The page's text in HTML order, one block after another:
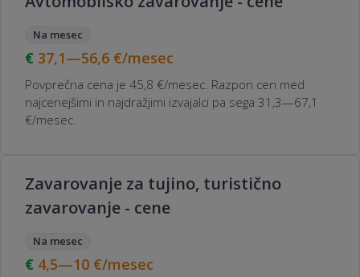
Na mesec
37,1—56,6 €/mesec
Povprečna cena je 45,8 €/mesec. Razpon cen med
najcenejšimi in najdražjimi izvajalci pa sega 31,3—67,1
€/mesec.
Zavarovanje za tujino, turistično
zavarovanje - cene
Na mesec
4,5—10 €/mesec